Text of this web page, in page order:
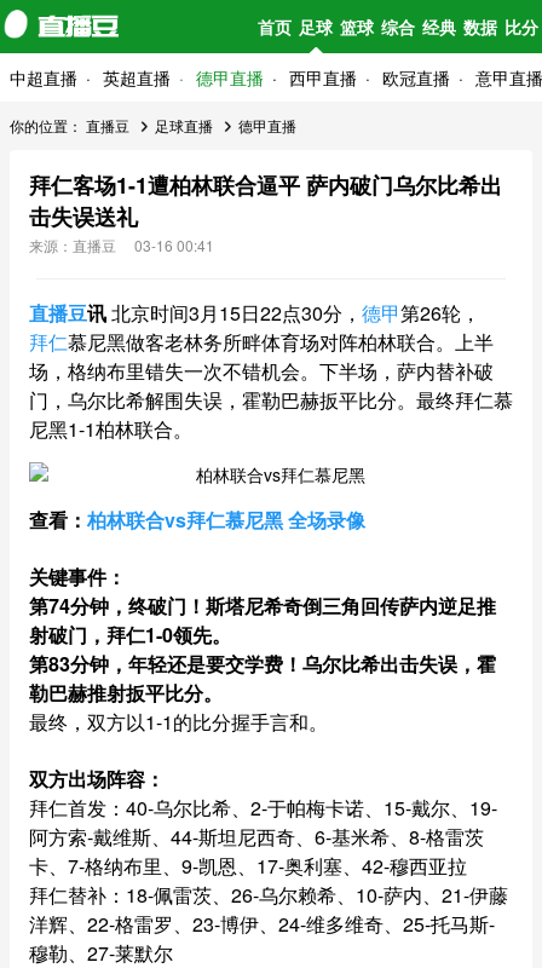
首页 足球 篮球 综合 经典 数据 比分
中超直播 英超直播 德甲直播 西甲直播 欧冠直播 意甲直播
你的位置： 直播豆 足球直播 德甲直播
拜仁客场1-1遭柏林联合逼平 萨内破门乌尔比希出
击失误送礼
来源：直播豆 03-16 00:41
直播豆讯北京时间3月15日22点30分， 德甲第26轮，
拜仁慕尼黑做客老林务所畔体育场对阵柏林联合。上半
场，格纳布里错失一次不错机会。下半场，萨内替补破
门，乌尔比希解围失误，霍勒巴赫扳平比分。最终拜仁慕
尼黑1-1柏林联合。
查看：柏林联合vs拜仁慕尼黑 全场录像
关键事件：
第74分钟，终破门！斯塔尼希奇倒三角回传萨内逆足推
射破门，拜仁1-0领先。
第83分钟，年轻还是要交学费！乌尔比希出击失误，霍
勒巴赫推射扳平比分。
最终，双方以1-1的比分握手言和。
双方出场阵容：
拜仁首发：40-乌尔比希、2-于帕梅卡诺、15-戴尔、19-
阿方索-戴维斯、44-斯坦尼西奇、6-基米希、8-格雷茨
卡、7-格纳布里、9-凯恩、17-奥利塞、42-穆西亚拉
拜仁替补：18-佩雷茨、26-乌尔赖希、10-萨内、21-伊藤
洋辉、22-格雷罗、23-博伊、24-维多维奇、25-托马斯-
穆勒、27-莱默尔